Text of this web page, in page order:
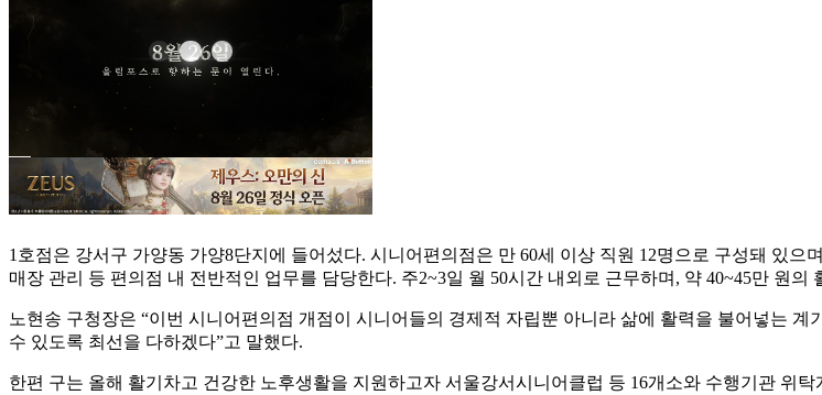
1호점은 강서구 가양동 가양8단지에 들어섰다. 시니어편의점은 만 60세 이상 직원 12명으로 구성돼 있
매장 관리 등 편의점 내 전반적인 업무를 담당한다. 주2~3일 월 50시간 내외로 근무하며, 약 40~45만 원의
노현송 구청장은 “이번 시니어편의점 개점이 시니어들의 경제적 자립뿐 아니라 삶에 활력을 불어넣는
수 있도록 최선을 다하겠다”고 말했다.
한편 구는 올해 활기차고 건강한 노후생활을 지원하고자 서울강서시니어클럽 등 16개소와 수행기관 위